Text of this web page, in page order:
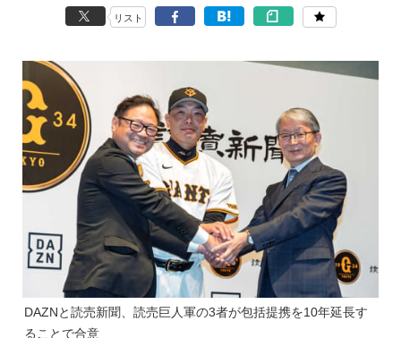
リスト
DAZNと読売新聞、読売巨人軍の3者が包括提携を10年延長す
ることで合意